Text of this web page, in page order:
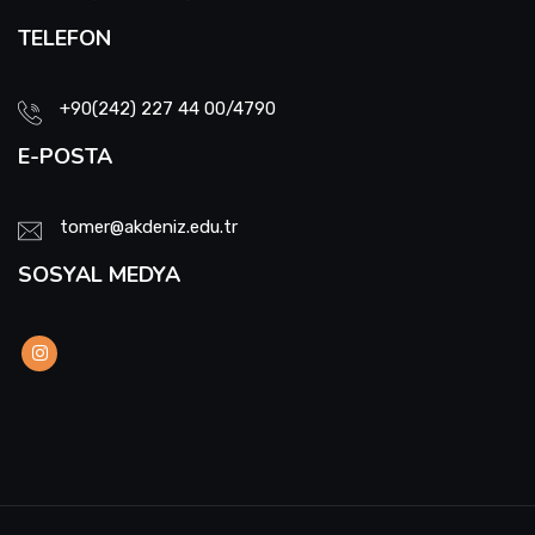
TELEFON
+90(242) 227 44 00/4790
E-POSTA
tomer@akdeniz.edu.tr
SOSYAL MEDYA
Türkler ve Akraba Topluluklar Başkanlığı'nın